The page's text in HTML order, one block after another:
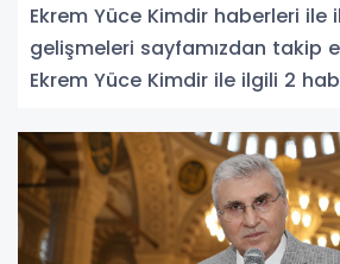
Ekrem Yüce Kimdir haberleri ile
gelişmeleri sayfamızdan takip
Ekrem Yüce Kimdir ile ilgili 2